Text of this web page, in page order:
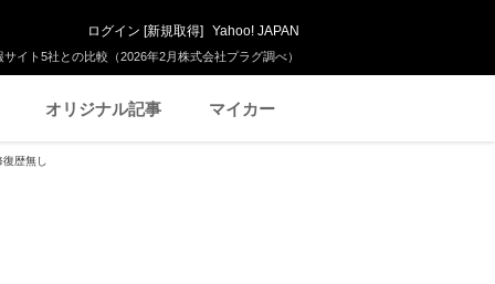
イト5社との比較（2026年2月株式会社プラグ調べ）
ログイン [新規取得] Yahoo! JAPAN
オリジナル記事 マイカー
歴無し